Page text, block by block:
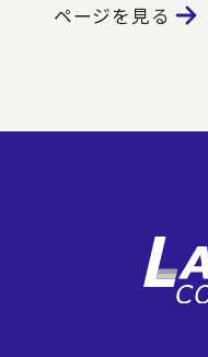
ページを見る